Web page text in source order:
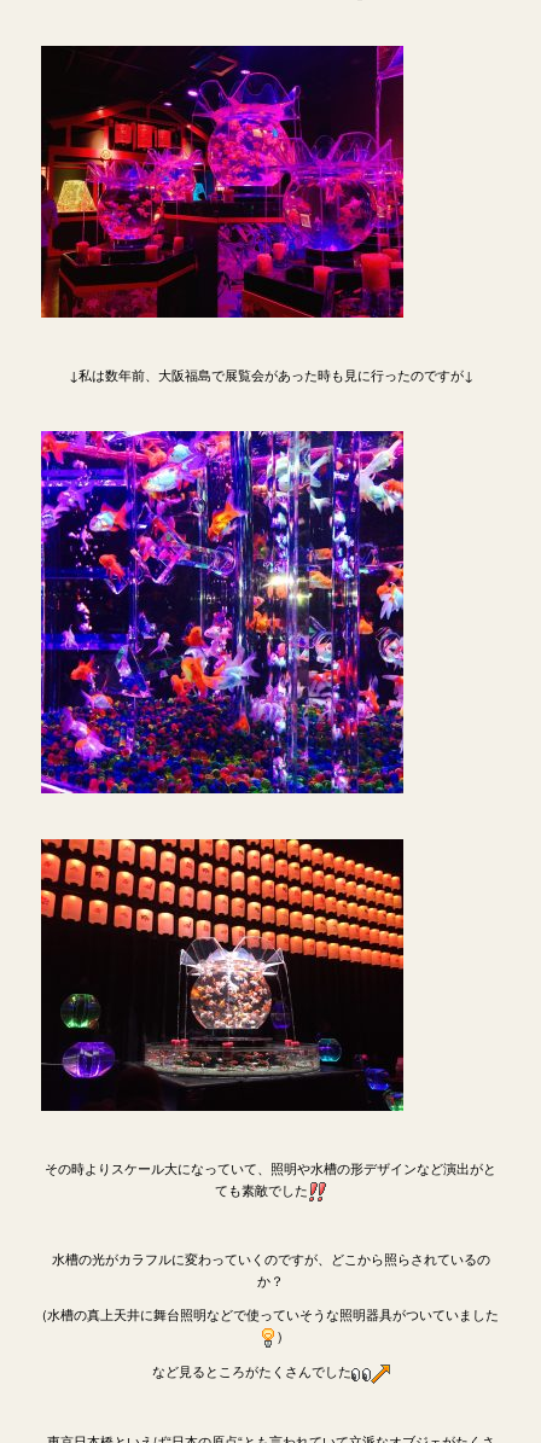
↓私は数年前、大阪福島で展覧会があった時も見に行ったのですが↓
その時よりスケール大になっていて、照明や水槽の形デザインなど演出がと
ても素敵でした
水槽の光がカラフルに変わっていくのですが、どこから照らされているの
か？
(水槽の真上天井に舞台照明などで使っていそうな照明器具がついていました
)
など見るところがたくさんでした